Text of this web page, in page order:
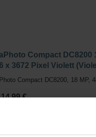
Compact DC8200
x 3672 Pixel Violett
Compact DC8200, 18 MP,
€